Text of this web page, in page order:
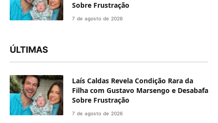
Sobre Frustração
7 de agosto de 2026
ÚLTIMAS
Laís Caldas Revela Condição Rara da
Filha com Gustavo Marsengo e Desabafa
Sobre Frustração
7 de agosto de 2026